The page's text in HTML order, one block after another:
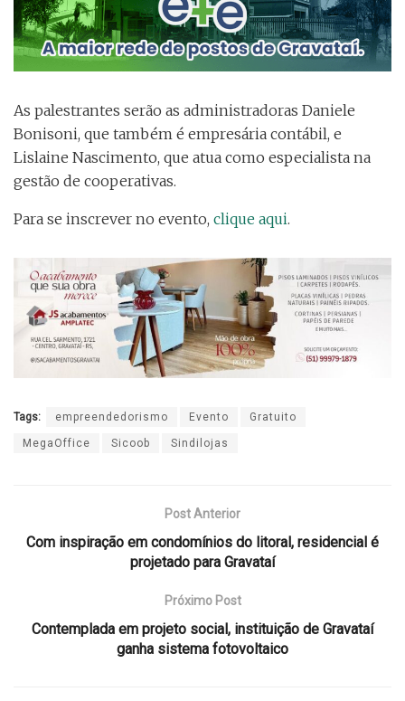
As palestrantes serão as administradoras Daniele
Bonisoni, que também é empresária contábil, e
Lislaine Nascimento, que atua como especialista na
gestão de cooperativas.
Para se inscrever no evento, clique aqui.
Tags: empreendedorismo Evento Gratuito
MegaOffice Sicoob Sindilojas
Post Anterior
Com inspiração em condomínios do litoral, residencial é
projetado para Gravataí
Próximo Post
Contemplada em projeto social, instituição de Gravataí
ganha sistema fotovoltaico